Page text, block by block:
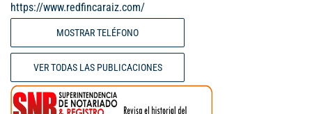
https://www.redfincaraiz.com/
MOSTRAR TELÉFONO
VER TODAS LAS PUBLICACIONES